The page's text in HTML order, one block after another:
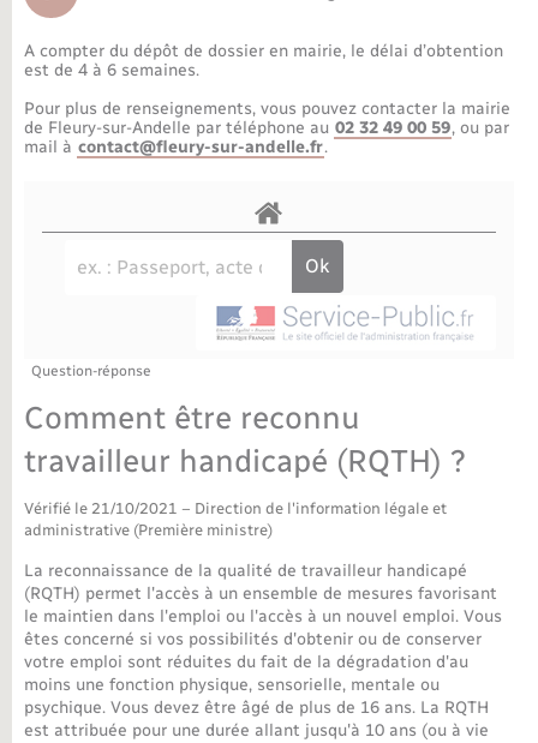
Parrainage civil
Recensement militaire
Petite enfance
Info jeunes
Associations
Bibliothèques
Sport
Tourisme
Nouvel habitant
Nouvelle activité
Numérique
Bornes de recharge électrique
Travaux - Autorisation d’occupation de l’espace
public
Publications
Agenda
La Communauté de communes
A compter du dépôt de dossier en mairie, le délai d’obtention
est de 4 à 6 semaines.
Pour plus de renseignements, vous pouvez contacter la mairie
de Fleury-sur-Andelle par téléphone au 02 32 49 00 59, ou par
mail à contact@fleury-sur-andelle.fr.
Question-réponse
Comment être reconnu
travailleur handicapé (RQTH) ?
Vérifié le 21/10/2021 – Direction de l'information légale et
administrative (Première ministre)
La reconnaissance de la qualité de travailleur handicapé
(RQTH) permet l'accès à un ensemble de mesures favorisant
le maintien dans l'emploi ou l'accès à un nouvel emploi. Vous
êtes concerné si vos possibilités d'obtenir ou de conserver
votre emploi sont réduites du fait de la dégradation d'au
moins une fonction physique, sensorielle, mentale ou
psychique. Vous devez être âgé de plus de 16 ans. La RQTH
est attribuée pour une durée allant jusqu'à 10 ans (ou à vie